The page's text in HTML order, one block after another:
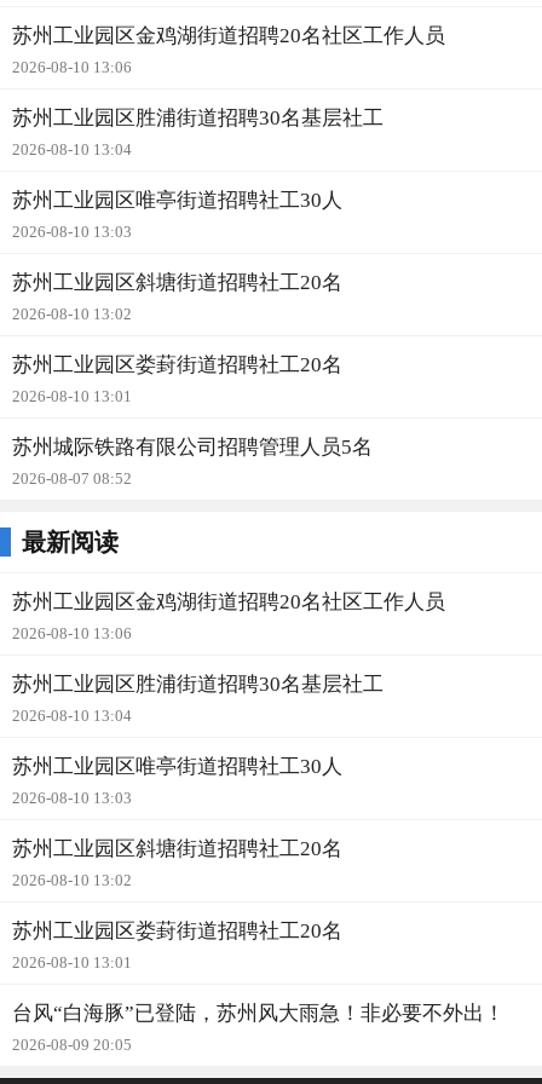
苏州工业园区金鸡湖街道招聘20名社区工作人员
2026-08-10 13:06
苏州工业园区胜浦街道招聘30名基层社工
2026-08-10 13:04
苏州工业园区唯亭街道招聘社工30人
2026-08-10 13:03
苏州工业园区斜塘街道招聘社工20名
2026-08-10 13:02
苏州工业园区娄葑街道招聘社工20名
2026-08-10 13:01
苏州城际铁路有限公司招聘管理人员5名
2026-08-07 08:52
最新阅读
苏州工业园区金鸡湖街道招聘20名社区工作人员
2026-08-10 13:06
苏州工业园区胜浦街道招聘30名基层社工
2026-08-10 13:04
苏州工业园区唯亭街道招聘社工30人
2026-08-10 13:03
苏州工业园区斜塘街道招聘社工20名
2026-08-10 13:02
苏州工业园区娄葑街道招聘社工20名
2026-08-10 13:01
台风“白海豚”已登陆，苏州风大雨急！非必要不外出！
2026-08-09 20:05